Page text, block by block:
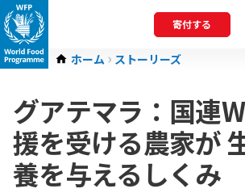
寄付する
ホーム ストーリーズ
グアテマラ：国連
援を受ける農家が
養を与えるしくみ